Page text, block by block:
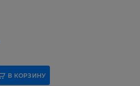
В КОРЗИНУ